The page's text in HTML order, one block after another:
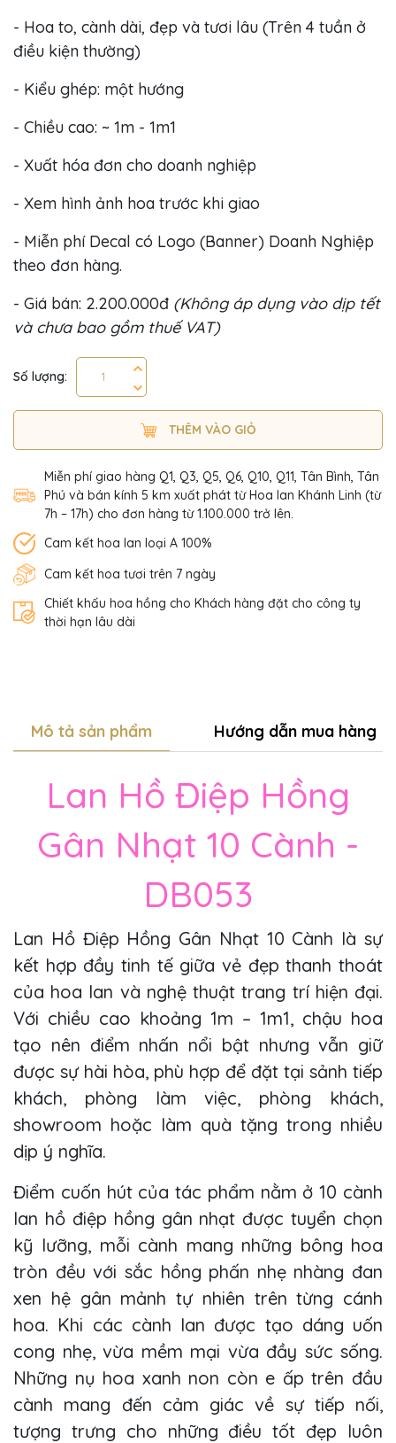
- Hoa to, cành dài, đẹp và tươi lâu (Trên 4 tuần ở
điều kiện thường)
- Kiểu ghép: một hướng
- Chiều cao: ~ 1m - 1m1
- Xuất hóa đơn cho doanh nghiệp
- Xem hình ảnh hoa trước khi giao
- Miễn phí Decal có Logo (Banner) Doanh Nghiệp
theo đơn hàng.
- Giá bán: 2.200.000đ (Không áp dụng vào dịp tết
và chưa bao gồm thuế VAT)
Số lượng:
THÊM VÀO GIỎ
Miễn phí giao hàng Q1, Q3, Q5, Q6, Q10, Q11, Tân Bình, Tân
Phú và bán kính 5 km xuất phát từ Hoa lan Khánh Linh (từ
7h – 17h) cho đơn hàng từ 1.100.000 trở lên.
Cam kết hoa lan loại A 100%
Cam kết hoa tươi trên 7 ngày
Chiết khấu hoa hồng cho Khách hàng đặt cho công ty
thời hạn lâu dài
Mô tả sản phẩm Hướng dẫn mua hàng
Lan Hồ Điệp Hồng
Gân Nhạt 10 Cành -
DB053
Lan Hồ Điệp Hồng Gân Nhạt 10 Cành là sự
kết hợp đầy tinh tế giữa vẻ đẹp thanh thoát
của hoa lan và nghệ thuật trang trí hiện đại.
Với chiều cao khoảng 1m – 1m1, chậu hoa
tạo nên điểm nhấn nổi bật nhưng vẫn giữ
được sự hài hòa, phù hợp để đặt tại sảnh tiếp
khách, phòng làm việc, phòng khách,
showroom hoặc làm quà tặng trong nhiều
dịp ý nghĩa.
Điểm cuốn hút của tác phẩm nằm ở 10 cành
lan hồ điệp hồng gân nhạt được tuyển chọn
kỹ lưỡng, mỗi cành mang những bông hoa
tròn đều với sắc hồng phấn nhẹ nhàng đan
xen hệ gân mảnh tự nhiên trên từng cánh
hoa. Khi các cành lan được tạo dáng uốn
cong nhẹ, vừa mềm mại vừa đầy sức sống.
Những nụ hoa xanh non còn e ấp trên đầu
cành mang đến cảm giác về sự tiếp nối,
tượng trưng cho những điều tốt đẹp luôn